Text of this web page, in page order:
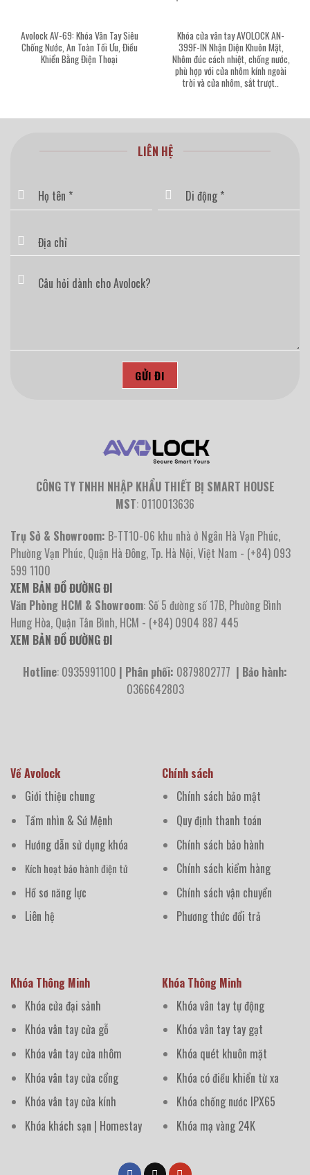
Avolock AV-69: Khóa Vân Tay Siêu
Chống Nước, An Toàn Tối Ưu, Điều
Khiển Bằng Điện Thoại
Khóa cửa vân tay AVOLOCK AN-
399F-IN Nhận Diện Khuôn Mặt,
Nhôm đúc cách nhiệt, chống nước,
phù hợp với cửa nhôm kính ngoài
trời và cửa nhôm, sắt trượt..
LIÊN HỆ
CÔNG TY TNHH NHẬP KHẨU THIẾT BỊ SMART HOUSE
MST: 0110013636
Trụ Sở & Showroom: B-TT10-06 khu nhà ở Ngân Hà Vạn Phúc,
Phường Vạn Phúc, Quận Hà Đông, Tp. Hà Nội, Việt Nam - (+84) 093
599 1100
XEM BẢN ĐỒ ĐƯỜNG ĐI
Văn Phòng HCM & Showroom: Số 5 đường số 17B, Phường Bình
Hưng Hòa, Quận Tân Bình, HCM - (+84) 0904 887 445
XEM BẢN ĐỒ ĐƯỜNG ĐI
Hotline: 0935991100 | Phân phối: 0879802777 | Bảo hành:
0366642803
Về Avolock
Giới thiệu chung
Tầm nhìn & Sứ Mệnh
Hướng dẫn sử dụng khóa
Kích hoạt bảo hành điện tử
Hồ sơ năng lực
Liên hệ
Chính sách
Chính sách bảo mật
Quy định thanh toán
Chính sách bảo hành
Chính sách kiểm hàng
Chính sách vận chuyển
Phương thức đổi trả
Khóa Thông Minh
Khóa cửa đại sảnh
Khóa vân tay cửa gỗ
Khóa vân tay cửa nhôm
Khóa vân tay cửa cổng
Khóa vân tay cửa kính
Khóa khách sạn | Homestay
Khóa Thông Minh
Khóa vân tay tự động
Khóa vân tay tay gạt
Khóa quét khuôn mặt
Khóa có điều khiển từ xa
Khóa chống nước IPX65
Khóa mạ vàng 24K